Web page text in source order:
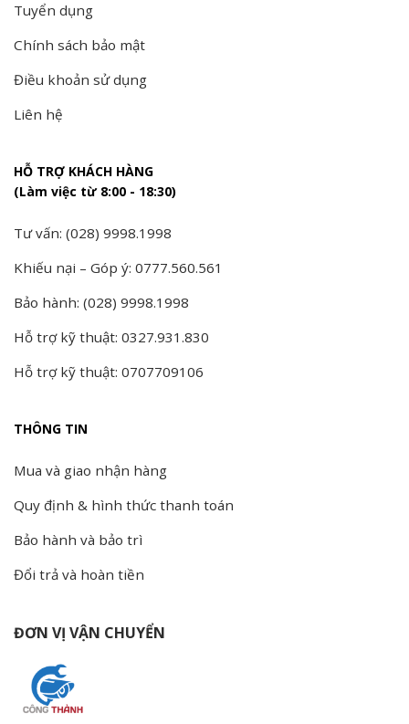
Tuyển dụng
Chính sách bảo mật
Điều khoản sử dụng
Liên hệ
HỖ TRỢ KHÁCH HÀNG
(Làm việc từ 8:00 - 18:30)
Tư vấn: (028) 9998.1998
Khiếu nại – Góp ý: 0777.560.561
Bảo hành: (028) 9998.1998
Hỗ trợ kỹ thuật: 0327.931.830
Hỗ trợ kỹ thuật: 0707709106
THÔNG TIN
Mua và giao nhận hàng
Quy định & hình thức thanh toán
Bảo hành và bảo trì
Đổi trả và hoàn tiền
ĐƠN VỊ VẬN CHUYỂN